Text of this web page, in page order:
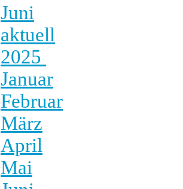
Juni
aktuell
2025
Januar
Februar
März
April
Mai